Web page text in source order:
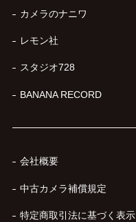
カメラのナニワ
レモン社
スタジオ728
BANANA RECORD
会社概要
中古カメラ補償規定
特定商取引法に基づく表示